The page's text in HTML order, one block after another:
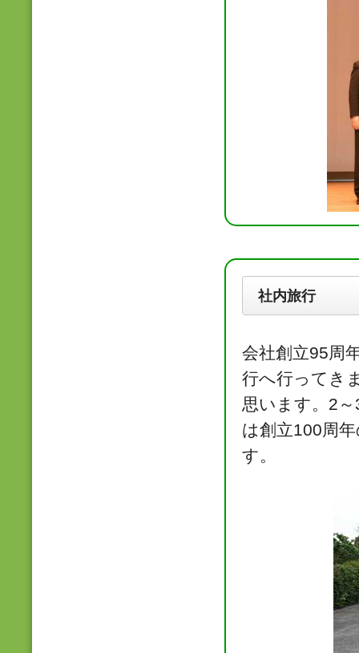
社内旅行
会社創立95周
行へ行ってき
思います。2
は創立100周
す。